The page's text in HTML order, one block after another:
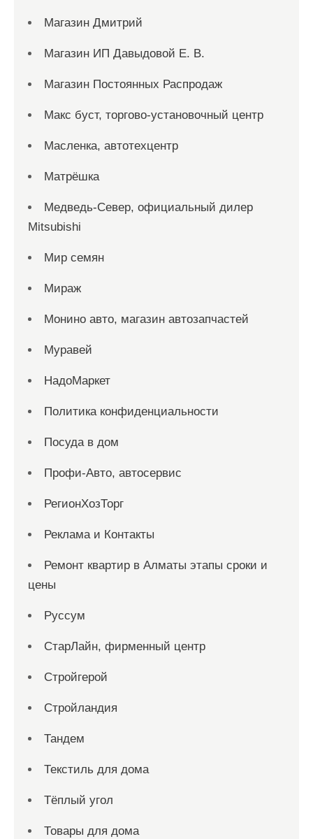
Магазин Дмитрий
Магазин ИП Давыдовой Е. В.
Магазин Постоянных Распродаж
Макс буст, торгово-установочный центр
Масленка, автотехцентр
Матрёшка
Медведь-Север, официальный дилер
Mitsubishi
Мир семян
Мираж
Монино авто, магазин автозапчастей
Муравей
НадоМаркет
Политика конфиденциальности
Посуда в дом
Профи-Авто, автосервис
РегионХозТорг
Реклама и Контакты
Ремонт квартир в Алматы этапы сроки и
цены
Руссум
СтарЛайн, фирменный центр
Стройгерой
Стройландия
Тандем
Текстиль для дома
Тёплый угол
Товары для дома